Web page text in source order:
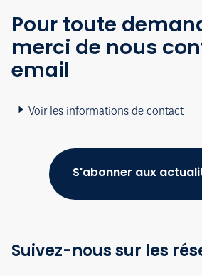
Pour toute
merci de nous
email
Voir les informations de contact
S'abonner aux
Suivez-nous sur les